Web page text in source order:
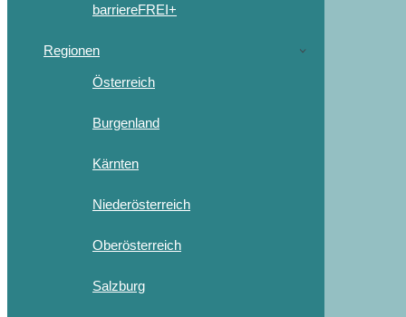
barriereFREI+
Regionen
Österreich
Burgenland
Kärnten
Niederösterreich
Oberösterreich
Salzburg